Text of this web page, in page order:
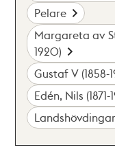
Pelare
Margareta av
1920)
Gustaf V (1858-
Edén, Nils (1871-
Landshövdingar